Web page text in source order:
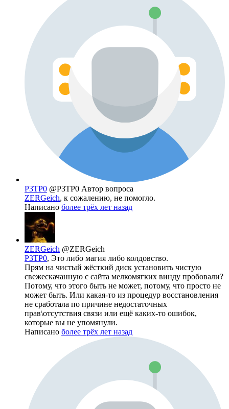
P3TP0 @P3TP0 Автор вопроса
ZERGeich, к сожалению, не помогло.
Написано более трёх лет назад
ZERGeich @ZERGeich
P3TP0, Это либо магия либо колдовство.
Прям на чистый жёсткий диск установить чистую
свежескачанную с сайта мелкомягких винду пробовали?
Потому, что этого быть не может, потому, что просто не
может быть. Или какая-то из процедур восстановления
не сработала по причине недостаточных
прав\отсутствия связи или ещё каких-то ошибок,
которые вы не упомянули.
Написано более трёх лет назад